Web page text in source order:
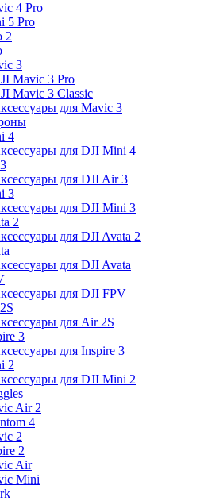
4 Pro
5 Pro
2
3
Mavic 3 Pro
Mavic 3 Classic
для Mavic 3
4
для DJI Mini 4
для DJI Air 3
3
для DJI Mini 3
2
для DJI Avata 2
для DJI Avata
для DJI FPV
для Air 2S
3
для Inspire 3
2
для DJI Mini 2
Air 2
4
2
2
Air
Mini